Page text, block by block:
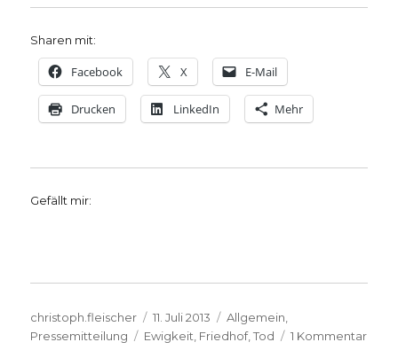
Sharen mit:
Facebook X E-Mail
Drucken LinkedIn Mehr
Gefällt mir:
Autor
christoph.fleischer
Veröffentlicht
am
11. Juli 2013 Kategorien
Allgemein
Pressemitteilung
Schlagwörter
Ewigkeit Friedhof,Tod 1 Kommentarzu